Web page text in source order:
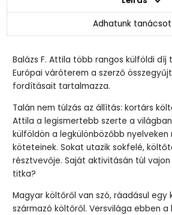
Adhatunk
Balázs F. Attila több rangos külföldi díj
Európai váróterem a szerző
fordításait tartalmazza.
Talán nem túlzás az állítás: kortárs
Attila a legismertebb szerte a
külföldön a legkülönbözőbb nyelveken
köteteinek. Sokat utazik sokfelé,
résztvevője. Saját aktivitásán túl
titka?
Magyar költőről van szó, ráadásul egy
származó költőről. Versvilága ebben a